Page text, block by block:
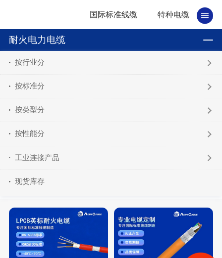
国际标准线缆 特种电缆
耐火电力电缆
按行业分
按标准分
按类型分
按性能分
工业连接产品
现货库存